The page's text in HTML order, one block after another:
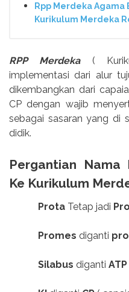
Rpp Merdeka Agama
Kurikulum Merdeka
RPP Merdeka(
implementasi dari alur
dikembangkan dari
CP dengan wajib
sebagai sasaran yang di
didik.
Pergantian Nama
Ke Kurikulum
Prota Tetap jadi
Promes diganti
Silabus diganti ATP